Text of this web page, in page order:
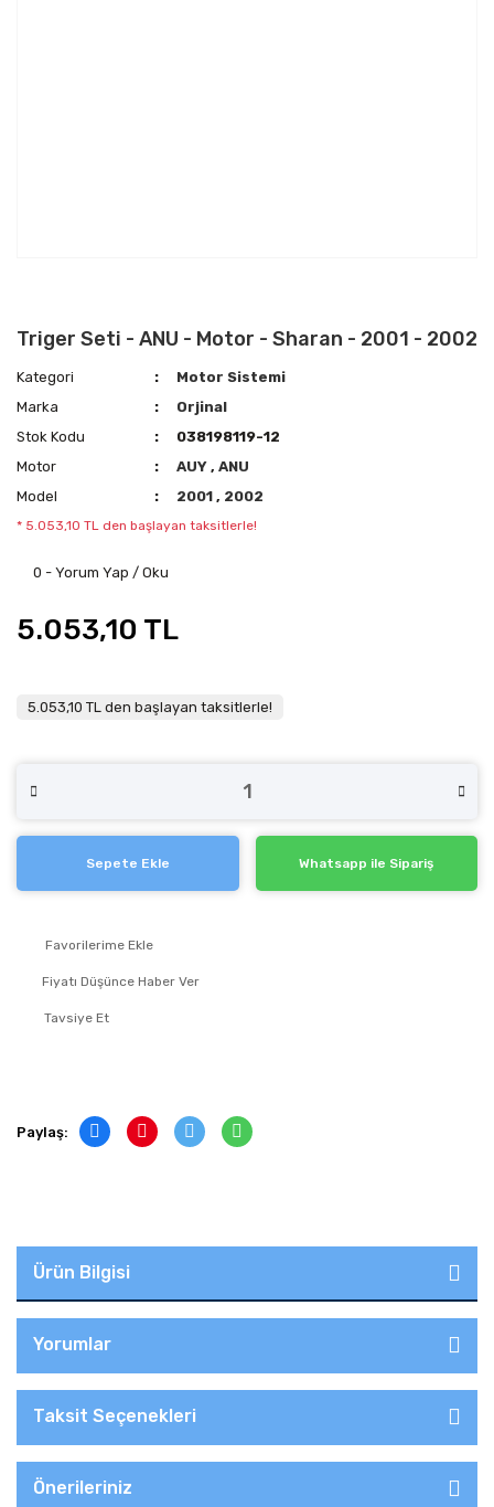
Triger Seti - ANU - Motor - Sharan - 2001 - 2002
Kategori
Motor Sistemi
Marka
Orjinal
Stok Kodu
038198119-12
Motor
AUY,ANU
Model
2001, 2002
* 5.053,10 TL den başlayan taksitlerle!
0 - Yorum Yap / Oku
5.053,10 TL
5.053,10 TL den başlayan taksitlerle!
Sepete Ekle Whatsapp ile Sipariş
Fiyatı Düşünce Haber Ver
Tavsiye Et
Paylaş:
Ürün Bilgisi
Yorumlar
Taksit Seçenekleri
Önerileriniz